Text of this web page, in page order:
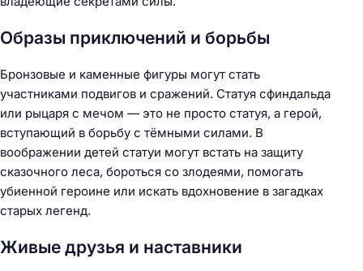
Образы приключений и борьбы
Бронзовые и каменные фигуры могут стать
участниками подвигов и сражений. Статуя сфиндальда
или рыцаря с мечом — это не просто статуя, а герой,
вступающий в борьбу с тёмными силами. В
воображении детей статуи могут встать на защиту
сказочного леса, бороться со злодеями, помогать
убиенной героине или искать вдохновение в загадках
старых легенд.
Живые друзья и наставники